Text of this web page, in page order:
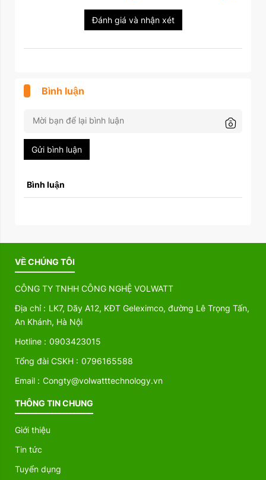
Đánh giá và nhận xét
Bình luận
Gửi bình luận
Bình luận
VỀ CHÚNG TÔI
CÔNG TY TNHH CÔNG NGHỆ VOLWATT
Địa chỉ : LK7, Dãy A12, KĐT Geleximco, đường Lê Trọng Tấn,
An Khánh, Hà Nội
Hotline : 0903423015
Tổng đài CSKH : 0796165588
Email : Congty@volwatttechnology.vn
THÔNG TIN CHUNG
Giới thiệu
Tin tức
Tuyển dụng